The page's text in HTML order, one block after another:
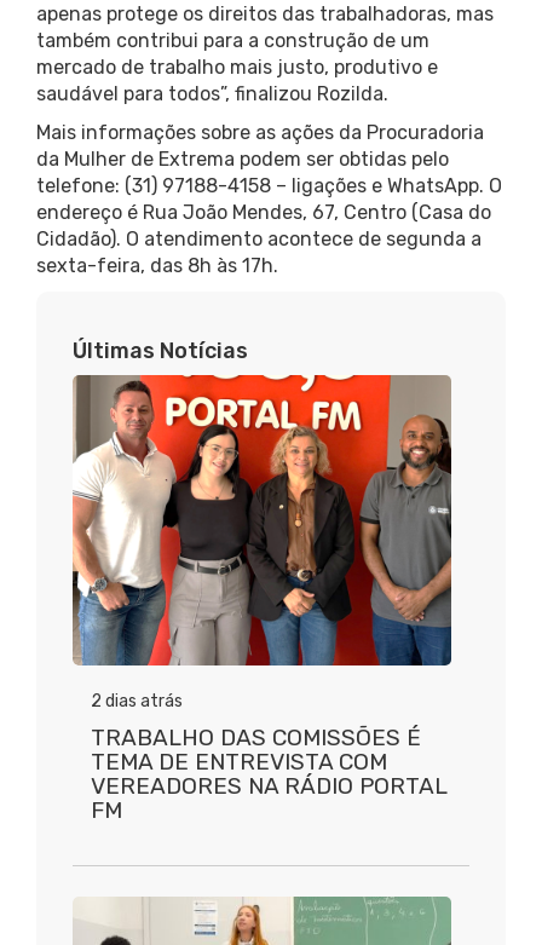
apenas protege os direitos das trabalhadoras, mas
também contribui para a construção de um
mercado de trabalho mais justo, produtivo e
saudável para todos”, finalizou Rozilda.
Mais informações sobre as ações da Procuradoria
da Mulher de Extrema podem ser obtidas pelo
telefone: (31) 97188-4158 – ligações e WhatsApp. O
endereço é Rua João Mendes, 67, Centro (Casa do
Cidadão). O atendimento acontece de segunda a
sexta-feira, das 8h às 17h.
Últimas Notícias
2 dias atrás
TRABALHO DAS COMISSÕES É
TEMA DE ENTREVISTA COM
VEREADORES NA RÁDIO PORTAL
FM